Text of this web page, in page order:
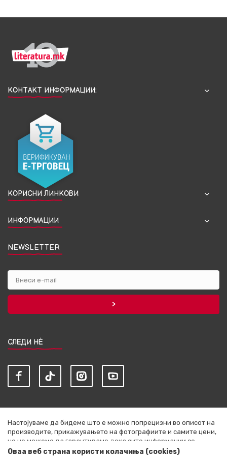
КОНТАКТ ИНФОРМАЦИИ:
КОРИСНИ ЛИНКОВИ
ИНФОРМАЦИИ
NEWSLETTER
СЛЕДИ НЀ
Настојуваме да бидеме што е можно попрецизни во описот на
производите, прикажувањето на фотографиите и самите цени,
но не можеме да гарантираме дека сите информации се
комплетни и без грешки. Сите артикли прикажани на сајтот се
Оваа веб страна користи колачиња (cookies)